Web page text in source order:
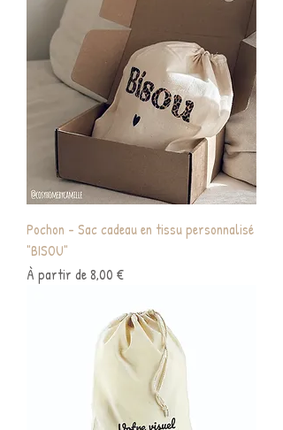
Pochon - Sac cadeau en tissu personnalisé
"BISOU"
À partir de8,00 €
Prix promotionnel